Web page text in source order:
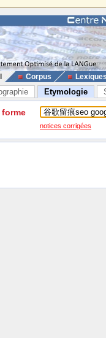
Corpus
Etymologie
forme
notices corrigées